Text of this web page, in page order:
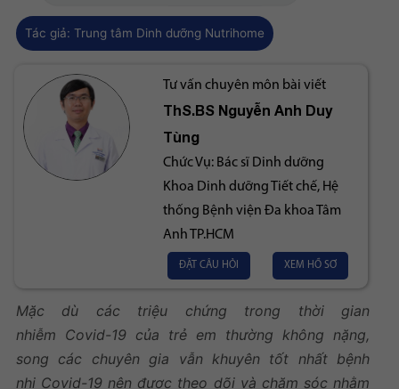
Tác giả: Trung tâm Dinh dưỡng Nutrihome
Tư vấn chuyên môn bài viết
ThS.BSNguyễn Anh Duy
Tùng
Chức Vụ: Bác sĩ Dinh dưỡng
Khoa Dinh dưỡng Tiết chế, Hệ
thống Bệnh viện Đa khoa Tâm
Anh TP.HCM
ĐẶT CÂU HỎI XEM HỒ SƠ
Mặc dù các triệu chứng trong thời gian
nhiễm Covid-19 của trẻ em thường không nặng,
song các chuyên gia vẫn khuyên tốt nhất bệnh
nhi Covid-19 nên được theo dõi và chăm sóc nhằm